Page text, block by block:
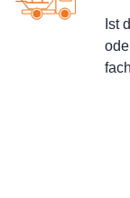
Ist